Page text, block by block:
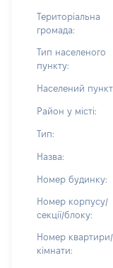
Територіальна
громада:
Тип населеного
пункту:
Населений
Район у місті:
Тип:
Назва:
Номер будинку:
Номер корпусу/
секції/блоку:
Номер квартири/
кімнати: